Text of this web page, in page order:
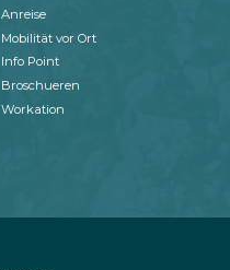
Anreise
Mobilität vor Ort
Info Point
Broschueren
Workation